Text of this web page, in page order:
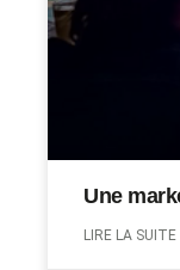
Une
LIRE LA